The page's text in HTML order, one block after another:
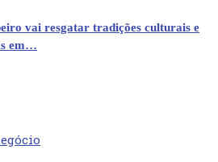
vai resgatar tradições culturais e
em…